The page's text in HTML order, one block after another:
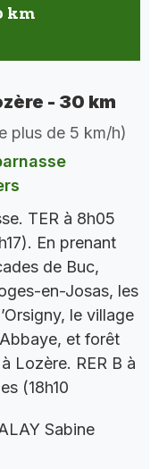
km
- 30 km
plus de 5 km/h)
TER à 8h05
En prenant
de Buc,
en-Josas, les
le village
et forêt
Lozère. RER B à
(18h10
Sabine